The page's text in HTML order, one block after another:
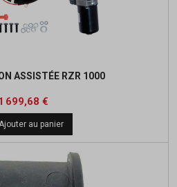
ASSISTÉE RZR 1000
699,68 €
Ajouter au panier